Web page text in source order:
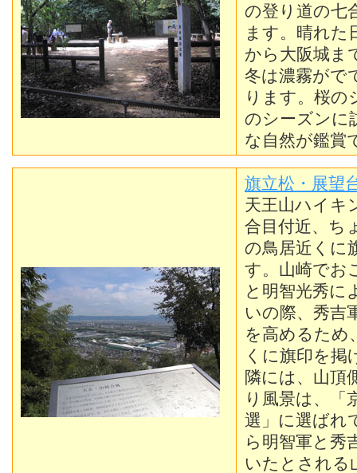
の登り道の七
ます。晴れた
から大阪城ま
冬は濃霧がで
ります。桜の
のシーズンに
な自然が鑑賞
旗立松・展望
天王山ハイキ
合目付近、ち
の鳥居近くに
す。山崎でお
と明智光秀に
いの際、秀吉
を高めるため
くに旗印を掲
隣には、山頂
り風景は、「
選」に選ばれ
ら明智軍と秀
いたとされる